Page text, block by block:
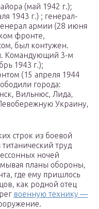
(май 1942 г.);
1943 г.) ; генерал-
армии (28 июня
фронте,
был контужен.
Командующий 3-м
1943 г.);
(15 апреля 1944
города:
Вильнюс, Лида,
Украину,
строк из боевой
труд
ночей
планы обороны,
где ему пришлось
как родной отец
военную технику —